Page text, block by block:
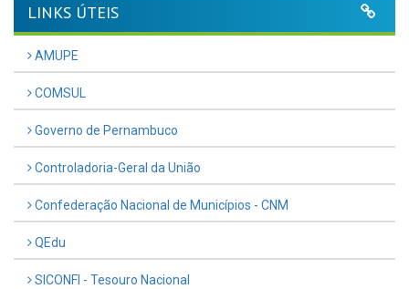
LINKS ÚTEIS
AMUPE
COMSUL
Governo de Pernambuco
Controladoria-Geral da União
Confederação Nacional de Municípios - CNM
QEdu
SICONFI - Tesouro Nacional